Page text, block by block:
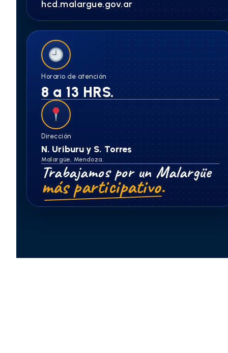
hcd.malargue.gov.ar
Horario de atención
8 a 13 HRS.
Dirección
N. Uriburu y S. Torres
Malargüe, Mendoza.
Trabajamos por un Malargüe
más participativo.